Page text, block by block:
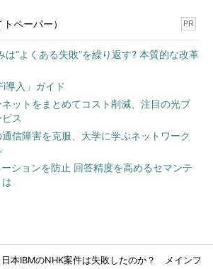
ペーパー） PR
は“よくある失敗”を繰り返す? 本質的な改革
導入」ガイド
ットをまとめてコスト削減、注目の光ブ
ス
信障害を克服、大学に学ぶネットワーク
ションを防止 回答精度を高めるセマンテ
本IBMのNHK案件は失敗したのか？ メインフ